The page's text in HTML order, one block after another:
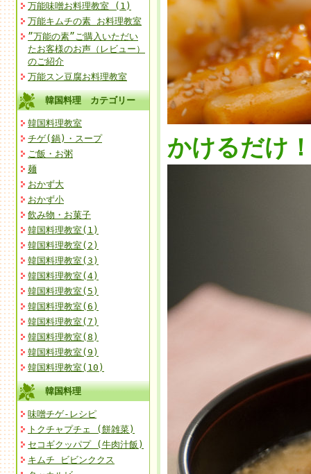
万能味噌お料理教室 (1)
万能キムチの素 お料理教室
”万能の素”ご購入いただい
たお客様のお声（レビュー）
のご紹介
万能スン豆腐お料理教室
韓国料理 カテゴリー
韓国料理教室
チゲ(鍋)・スープ
ご飯・お粥
麺
おかず大
おかず小
飲み物・お菓子
韓国料理教室(1)
韓国料理教室(2)
韓国料理教室(3)
韓国料理教室(4)
韓国料理教室(5)
韓国料理教室(6)
韓国料理教室(7)
韓国料理教室(8)
韓国料理教室(9)
韓国料理教室(10)
韓国料理
味噌チゲ-レシピ
トクチャプチェ (餅雑菜)
セコギクッパプ (牛肉汁飯)
キムチ ビビンククス
かけるだけ